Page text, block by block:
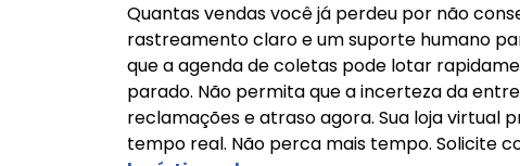
Quantas vendas você já perdeu por não
rastreamento claro e um suporte humano
que a agenda de coletas pode lotar
parado. Não permita que a incerteza da
reclamações e atraso agora. Sua loja
tempo real. Não perca mais tempo. Solicite